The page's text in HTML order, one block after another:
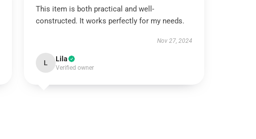
This item is both practical and well-
constructed. It works perfectly for my needs.
Nov 27, 2024
L Lila
Verified owner